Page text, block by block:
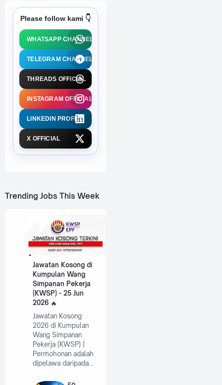
Please follow kami 👇
WHATSAPP CHANNEL
TELEGRAM CHANNEL
THREADS OFFICIAL
INSTAGRAM OFFICIAL
LINKEDIN PROFILE
X OFFICIAL
Trending Jobs This Week
Jawatan Kosong di
Kumpulan Wang
Simpanan Pekerja
(KWSP) - 25 Jun
2026
Jawatan Kosong
2026 di Kumpulan
Wang Simpanan
Pekerja (KWSP) |
Permohonan adalah
dipelawa daripada…